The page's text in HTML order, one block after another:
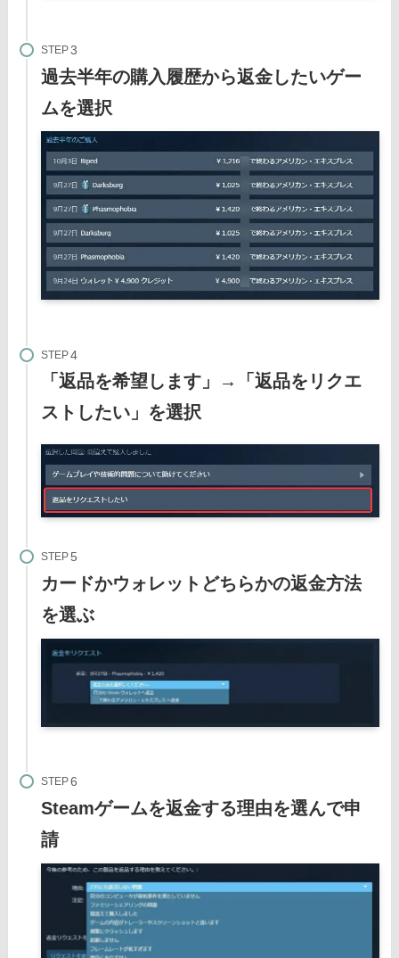
STEP
過去半年の購入履歴から返金したいゲー
ムを選択
STEP
「返品を希望します」→「返品をリクエ
ストしたい」を選択
STEP
カードかウォレットどちらかの返金方法
を選ぶ
STEP
Steamゲームを返金する理由を選んで申
請